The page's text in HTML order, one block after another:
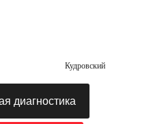
Кудровский
диагностика